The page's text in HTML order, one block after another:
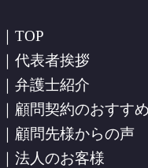
｜TOP
｜代表者挨拶
｜弁護士紹介
｜顧問契約のおすすめ
｜顧問先様からの声
｜法人のお客様